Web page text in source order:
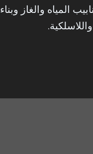
المياه والغاز وبناء